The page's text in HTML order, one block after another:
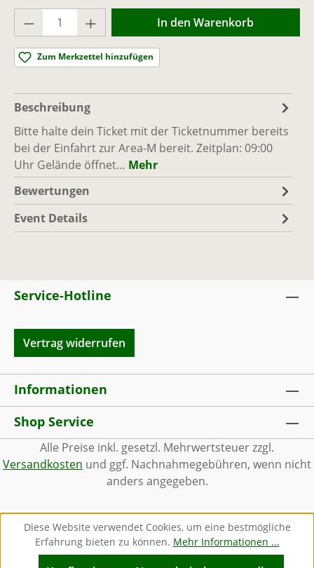
So., 20.09.26, 09:00 - 17:00(Europe/Berlin)
Area-M|Rosengarten 1, 56337 Simmern /
WW
Ausreichend Plätze vorhanden
So., 27.09.26, 09:00 - 17:00
Area-M | Rosengarten 1, 56337 Simmern /
WW
Ausreichend Plätze vorhanden
Produkt Anzahl: Gib den gewünschten
In den Warenkorb
Zum Merkzettel hinzufügen
Beschreibung
Bitte halte dein Ticket mit der Ticketnummer bereits
bei der Einfahrt zur Area-M bereit. Zeitplan: 09:00
Uhr Gelände öffnet… Mehr
Bewertungen
Event Details
Service-Hotline
Vertrag widerrufen
Informationen
Shop Service
Alle Preise inkl. gesetzl. Mehrwertsteuer zzgl.
Versandkosten und ggf. Nachnahmegebühren, wenn nicht
anders angegeben.
Diese Website verwendet Cookies, um eine bestmögliche
Erfahrung bieten zu können. Mehr Informationen ...